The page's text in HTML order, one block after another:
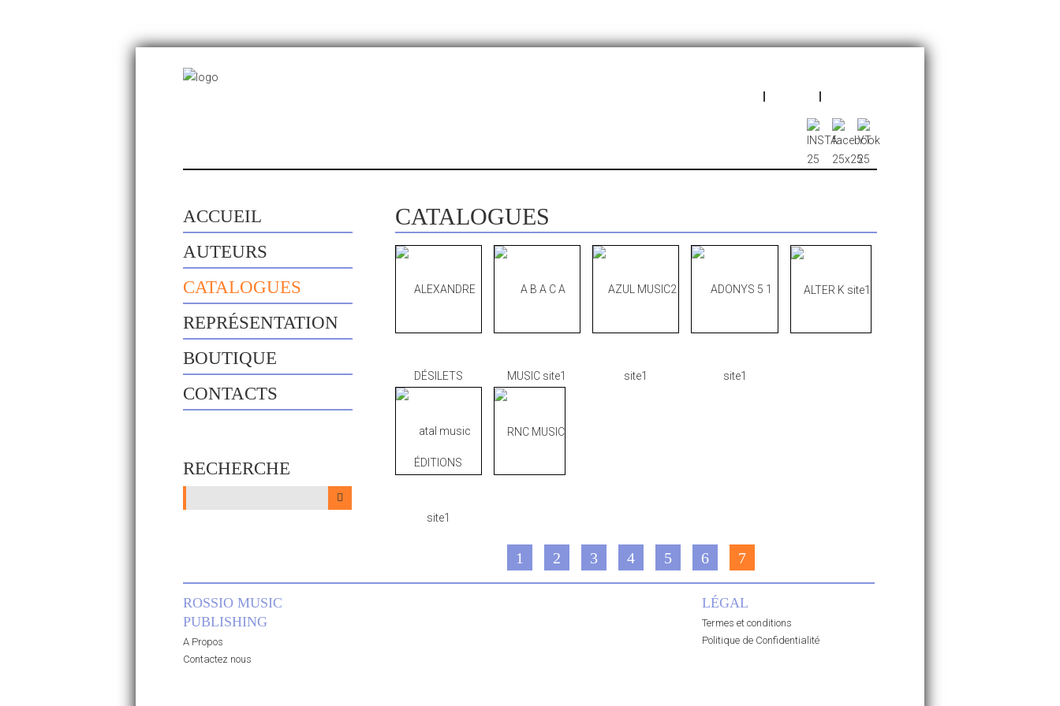
ACCUEIL
AUTEURS
CATALOGUES
REPRÉSENTATION
BOUTIQUE
CONTACTS
RECHERCHE
CATALOGUES
1 2 3 4 5 6 7
ROSSIO MUSIC
PUBLISHING
A Propos
Contactez nous
LÉGAL
Termes et conditions
Politique de Confidentialité